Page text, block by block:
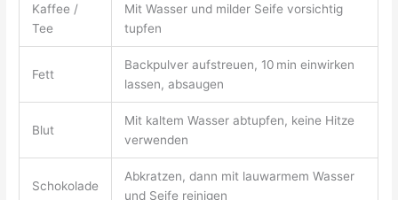
Kaffee /
Tee
Mit Wasser und milder Seife vorsichtig
tupfen
Fett
Backpulver aufstreuen, 10 min einwirken
lassen, absaugen
Blut
Mit kaltem Wasser abtupfen, keine Hitze
verwenden
Schokolade
Abkratzen, dann mit lauwarmem Wasser
und Seife reinigen